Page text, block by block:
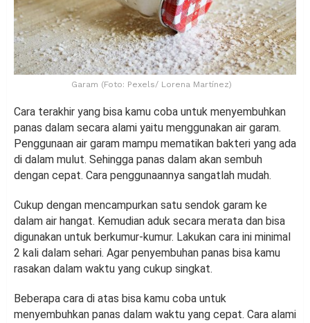
Garam (Foto: Pexels/ Lorena Martínez)
Cara terakhir yang bisa kamu coba untuk menyembuhkan
panas dalam secara alami yaitu menggunakan air garam.
Penggunaan air garam mampu mematikan bakteri yang ada
di dalam mulut. Sehingga panas dalam akan sembuh
dengan cepat. Cara penggunaannya sangatlah mudah.
Cukup dengan mencampurkan satu sendok garam ke
dalam air hangat. Kemudian aduk secara merata dan bisa
digunakan untuk berkumur-kumur. Lakukan cara ini minimal
2 kali dalam sehari. Agar penyembuhan panas bisa kamu
rasakan dalam waktu yang cukup singkat.
Beberapa cara di atas bisa kamu coba untuk
menyembuhkan panas dalam waktu yang cepat. Cara alami